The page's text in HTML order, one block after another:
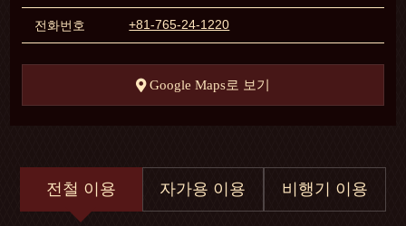
전화번호 +81-765-24-1220
Google Maps로 보기
전철 이용 자가용 이용 비행기 이용